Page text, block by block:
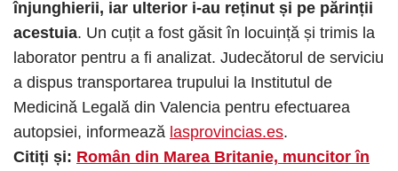
înjunghierii, iar ulterior i-au reținut și pe părinții
acestuia. Un cuțit a fost găsit în locuință și trimis la
laborator pentru a fi analizat. Judecătorul de serviciu
a dispus transportarea trupului la Institutul de
Medicină Legală din Valencia pentru efectuarea
autopsiei, informează lasprovincias.es.
Citiți și: Român din Marea Britanie, muncitor în